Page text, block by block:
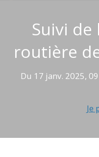
Suivi
routière
Du 17 janv. 2025,
Je